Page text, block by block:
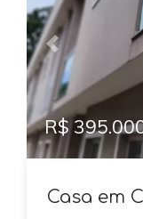
Previous
R$
Casa em